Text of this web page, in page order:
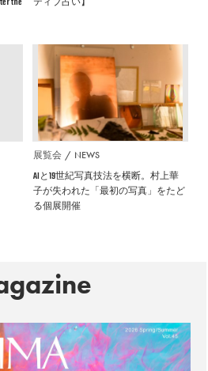
展覧会 NEWS
AIと19世紀写真技法を横断。村上華
子が失われた「最初の写真」をたど
る個展開催